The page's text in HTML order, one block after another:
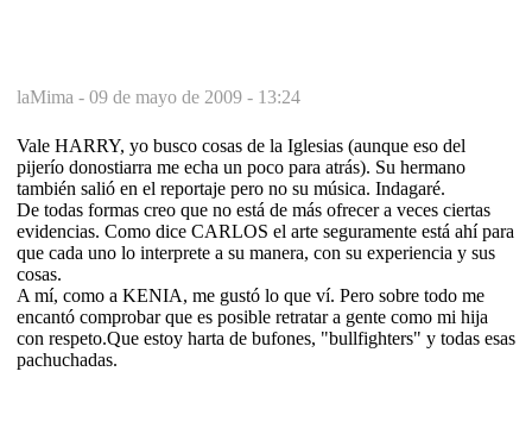
laMima - 09 de mayo de 2009 - 13:24
Vale HARRY, yo busco cosas de la Iglesias (aunque eso del
pijerío donostiarra me echa un poco para atrás). Su hermano
también salió en el reportaje pero no su música. Indagaré.
De todas formas creo que no está de más ofrecer a veces ciertas
evidencias. Como dice CARLOS el arte seguramente está ahí para
que cada uno lo interprete a su manera, con su experiencia y sus
cosas.
A mí, como a KENIA, me gustó lo que ví. Pero sobre todo me
encantó comprobar que es posible retratar a gente como mi hija
con respeto.Que estoy harta de bufones, "bullfighters" y todas esas
pachuchadas.